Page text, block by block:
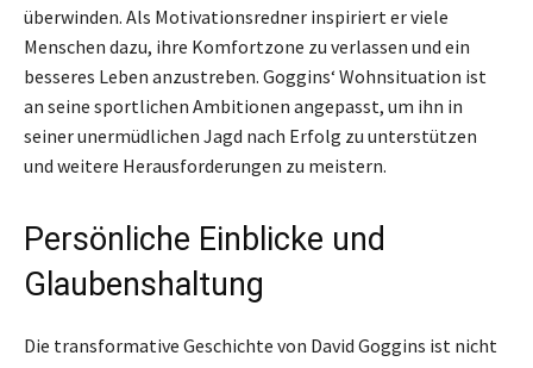
überwinden. Als Motivationsredner inspiriert er viele
Menschen dazu, ihre Komfortzone zu verlassen und ein
besseres Leben anzustreben. Goggins‘ Wohnsituation ist
an seine sportlichen Ambitionen angepasst, um ihn in
seiner unermüdlichen Jagd nach Erfolg zu unterstützen
und weitere Herausforderungen zu meistern.
Persönliche Einblicke und
Glaubenshaltung
Die transformative Geschichte von David Goggins ist nicht